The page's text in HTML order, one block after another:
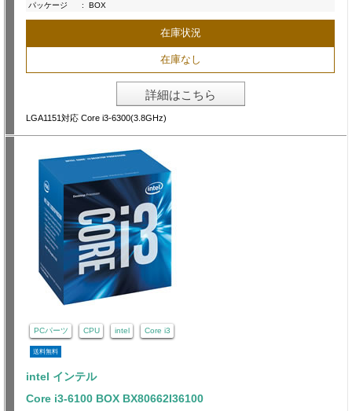
パッケージ
: BOX
在庫状況
在庫なし
詳細はこちら
LGA1151対応 Core i3-6300(3.8GHz)
PCパーツ CPU intel Core i3
送料無料
intel インテル
Core i3-6100 BOX BX80662I36100